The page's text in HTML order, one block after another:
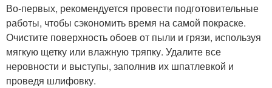
Во-первых, рекомендуется провести подготовительные
работы, чтобы сэкономить время на самой покраске.
Очистите поверхность обоев от пыли и грязи, используя
мягкую щетку или влажную тряпку. Удалите все
неровности и выступы, заполнив их шпатлевкой и
проведя шлифовку.